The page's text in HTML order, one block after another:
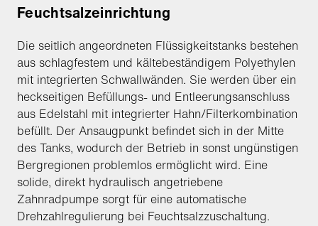
Feuchtsalzeinrichtung
Die seitlich angeordneten Flüssigkeitstanks bestehen
aus schlagfestem und kältebeständigem Polyethylen
mit integrierten Schwallwänden. Sie werden über ein
heckseitigen Befüllungs- und Entleerungsanschluss
aus Edelstahl mit integrierter Hahn/Filterkombination
befüllt. Der Ansaugpunkt befindet sich in der Mitte
des Tanks, wodurch der Betrieb in sonst ungünstigen
Bergregionen problemlos ermöglicht wird. Eine
solide, direkt hydraulisch angetriebene
Zahnradpumpe sorgt für eine automatische
Drehzahlregulierung bei Feuchtsalzzuschaltung.